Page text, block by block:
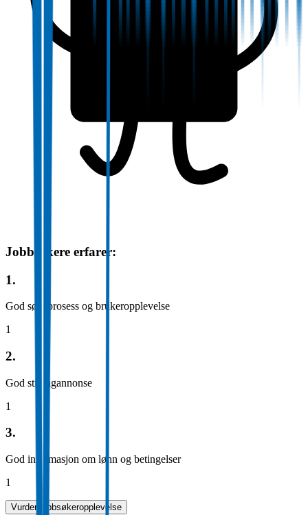
Jobbsøkere erfarer:
1.
God søkeprosess og brukeropplevelse
1
2.
God stillingannonse
1
3.
God informasjon om lønn og betingelser
1
Vurder jobbsøkeropplevelse